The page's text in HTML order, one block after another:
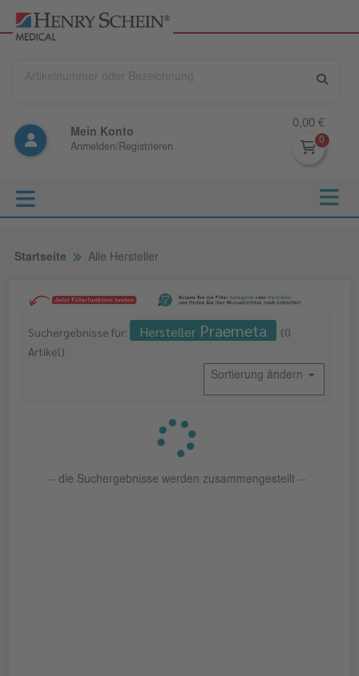
Mein Konto
Anmelden/Registrieren
0,00 €
Startseite Alle Hersteller
Suchergebnisse für: Hersteller Praemeta (0
Artikel)
Sortierung ändern
-- die Suchergebnisse werden zusammengestellt --